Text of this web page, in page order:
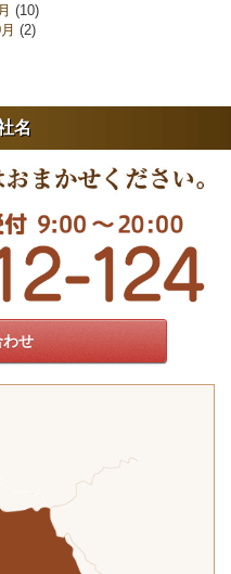
(10)
(2)
名
わせ